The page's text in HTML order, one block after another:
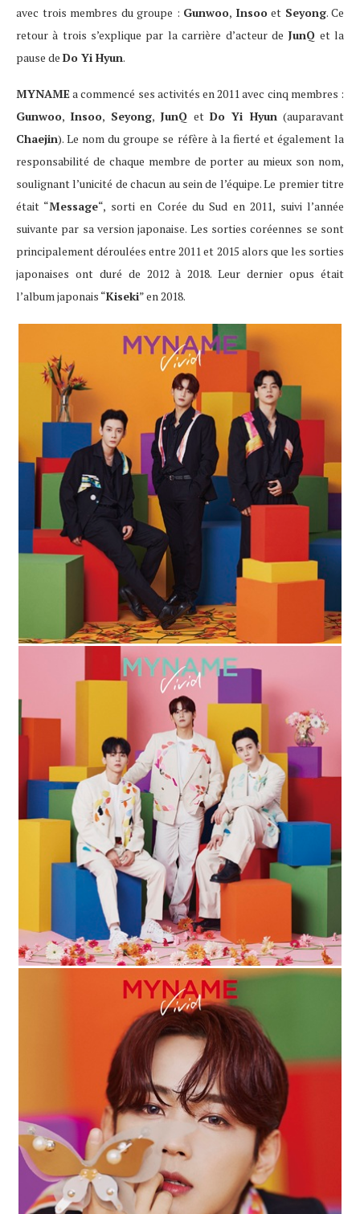
avec trois membres du groupe : Gunwoo, Insooet Seyong. Ce
retour à trois s’explique par la carrière d’acteur de JunQ et la
pause de Do Yi Hyun.
MYNAME a commencé ses activités en 2011 avec cinq membres :
Gunwoo, Insoo, Seyong, JunQ et Do Yi Hyun (auparavant
Chaejin). Le nom du groupe se réfère à la fierté et également la
responsabilité de chaque membre de porter au mieux son nom,
soulignant l’unicité de chacun au sein de l’équipe. Le premier titre
était “Message“, sorti en Corée du Sud en 2011, suivi l’année
suivante par sa version japonaise. Les sorties coréennes se sont
principalement déroulées entre 2011 et 2015 alors que les sorties
japonaises ont duré de 2012 à 2018. Leur dernier opus était
l’album japonais “Kiseki” en 2018.